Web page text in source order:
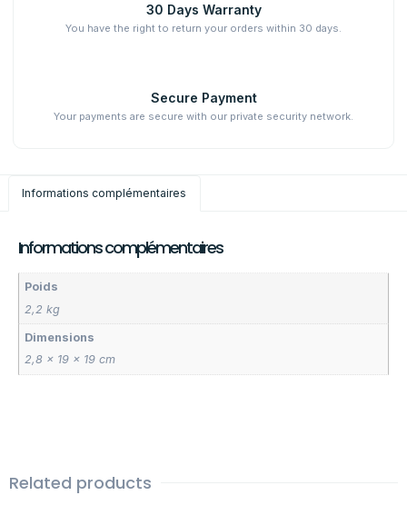
30 Days Warranty
You have the right to return your orders within 30 days.
Secure Payment
Your payments are secure with our private security network.
Informations complémentaires
Informations complémentaires
Poids
2,2 kg
Dimensions
2,8 × 19 × 19 cm
Related products